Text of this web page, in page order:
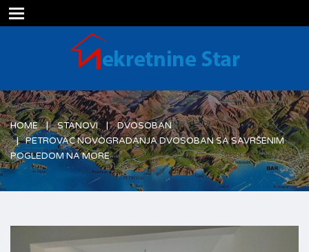
HOME STANOVI
DVOSOBAN
PETROVAC NOVOGRADANJA DVOSOBAN SA SAVRŠENIM
POGLEDOM NA MORE